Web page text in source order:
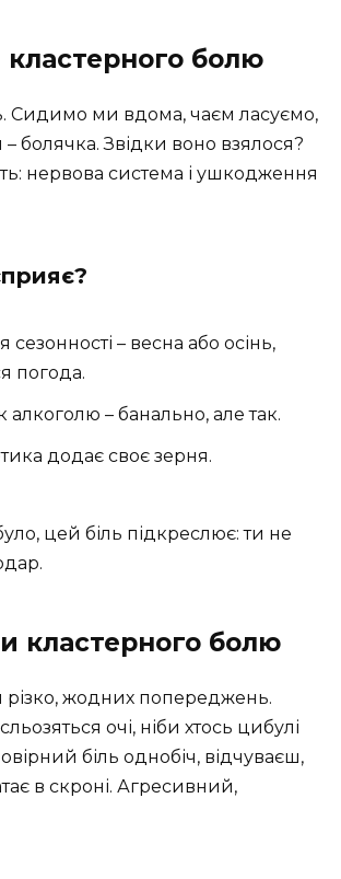
болю
Сидимо ми вдома, чаєм ласуємо,
болячка. Звідки воно взялося?
нервова система і ушкодження
сезонності – весна або осінь,
погода.
– банально, але так.
додає своє зерня.
цей біль підкреслює: ти не
кластерного болю
різко, жодних попереджень.
очі, ніби хтось цибулі
біль однобіч, відчуваєш,
в скроні. Агресивний,